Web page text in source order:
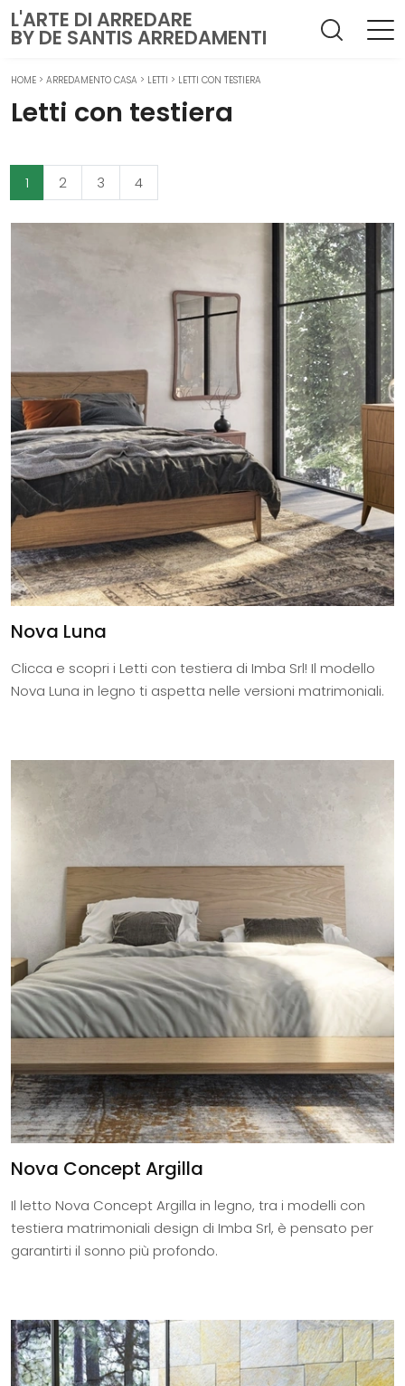
L'ARTE DI ARREDARE
BY DE SANTIS ARREDAMENTI
HOME > ARREDAMENTO CASA > LETTI > LETTI CON TESTIERA
Letti con testiera
1 2 3 4
Nova Luna
Clicca e scopri i Letti con testiera di Imba Srl! Il modello
Nova Luna in legno ti aspetta nelle versioni matrimoniali.
Nova Concept Argilla
Il letto Nova Concept Argilla in legno, tra i modelli con
testiera matrimoniali design di Imba Srl, è pensato per
garantirti il sonno più profondo.